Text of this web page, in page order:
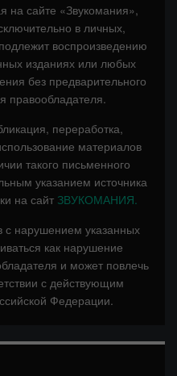
сайте «Звукомания»,
в личных,
воспроизведению
изданиях или любых
без предварительного
правообладателя.
переработка,
материалов
такого письменного
указанием источника
на сайт ЗВУКОМАНИЯ.
с нарушением указанных
как нарушение
и может повлечь
с действующим
Федерации.